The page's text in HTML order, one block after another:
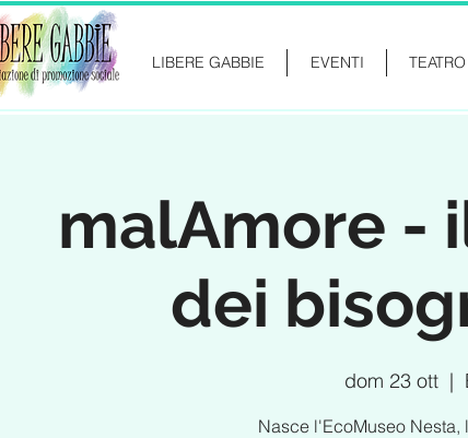
LIBERE GABBIE
EVENTI TEATRO
malAmore -
dei
dom 23 ott
  |
Nasce l'EcoMuseo